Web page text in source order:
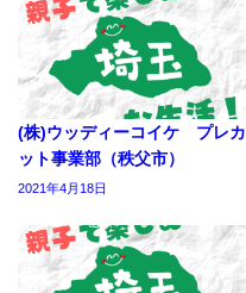
(株)ウッディーコイケ プレカ
ット事業部（秩父市）
2021年4月18日